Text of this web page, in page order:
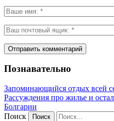
Познавательно
Запоминающийся отдых всей
Рассуждения про жилье и
Болгарии
Поиск